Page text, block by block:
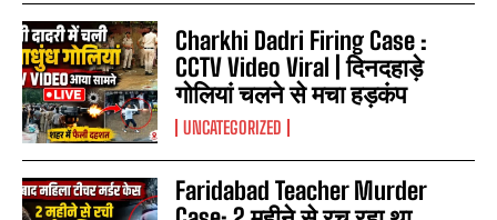
Charkhi Dadri Firing Case :
CCTV Video Viral | दिनदहाड़े
गोलियां चलने से मचा हड़कंप
UNCATEGORIZED
Faridabad Teacher Murder